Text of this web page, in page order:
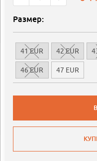
Размер:
41 EUR 42 EUR
46 EUR 47 EUR